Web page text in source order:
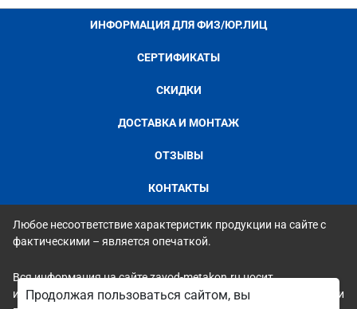
ИНФОРМАЦИЯ ДЛЯ ФИЗ/ЮР.ЛИЦ
СЕРТИФИКАТЫ
СКИДКИ
ДОСТАВКА И МОНТАЖ
ОТЗЫВЫ
КОНТАКТЫ
Любое несоответствие характеристик продукции на сайте с
фактическими – является опечаткой.
Вся информация на сайте zavod-metakon.ru носит
исключительно ознакомительный и справочный характер и ни
Продолжая пользоваться сайтом, вы